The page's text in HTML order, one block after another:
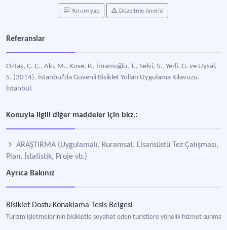
Yorum yap Düzeltme önerisi
Referanslar
Öztaş, Ç. Ç., Akı, M., Köse, P., İmamoğlu, T., Selvi, S., Yerli, G. ve Uysal,
S. (2014). İstanbul'da Güvenli Bisiklet Yolları Uygulama Kılavuzu.
İstanbul.
Konuyla ilgili diğer maddeler için bkz.:
ARAŞTIRMA (Uygulamalı, Kuramsal, Lisansüstü Tez Çalışması,
Plan, İstatistik, Proje vb.)
Ayrıca Bakınız
Bisiklet Dostu Konaklama Tesis Belgesi
Turizm işletmelerinin bisikletle seyahat eden turistlere yönelik hizmet